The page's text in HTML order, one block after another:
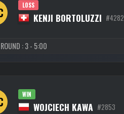
LOSS
KENJI BORTOLUZZI #4282
: 3 - 5:00
WIN
WOJCIECH KAWA #2853